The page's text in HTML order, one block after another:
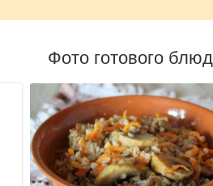
Фото готового